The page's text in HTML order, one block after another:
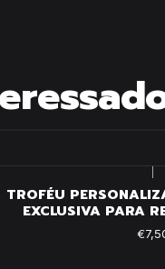
TROFÉU
EXCLUSIVA PARA